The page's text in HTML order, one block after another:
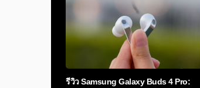
รีวิว Samsung Galaxy Buds 4 Pro: